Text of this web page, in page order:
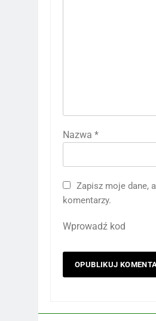
Nazwa *
Zapisz moje dane,
komentarzy.
Wprowadź kod